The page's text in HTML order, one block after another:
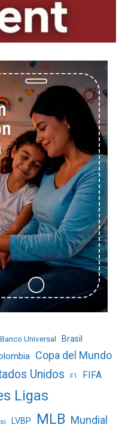
Universal Brasil
Copa del Mundo
Unidos F1 FIFA
Ligas
LVBP MLB Mundial